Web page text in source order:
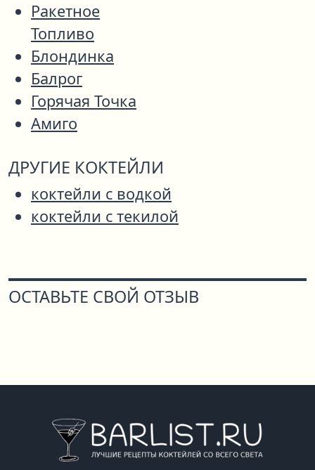
Ракетное
Топливо
Блондинка
Балрог
Горячая Точка
Амиго
ДРУГИЕ КОКТЕЙЛИ
коктейли с водкой
коктейли с текилой
ОСТАВЬТЕ СВОЙ ОТЗЫВ